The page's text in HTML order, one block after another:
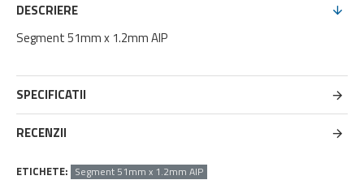
DESCRIERE
Segment 51mm x 1.2mm AIP
SPECIFICATII
RECENZII
ETICHETE: Segment 51mm x 1.2mm AIP